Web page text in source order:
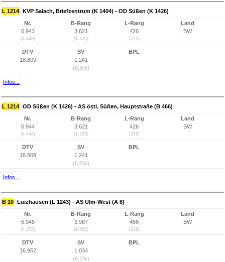
L 1214 KVP Salach, Briefzentrum (K 1404) - OD Süßen (K 1426)
Nr.
6.943
(4.443)
B-Rang
3.621
(1.335)
L-Rang
426
(279)
Land
BW
DTV
18.809
SV
1.241
(6,6%)
BPL
Infos...
L 1214 OD Süßen (K 1426) - AS östl. Süßen, Hauptstraße (B 466)
Nr.
6.944
(4.444)
B-Rang
3.621
(1.335)
L-Rang
426
(279)
Land
BW
DTV
18.809
SV
1.241
(6,6%)
BPL
Infos...
B 10 Luizhausen (L 1243) - AS Ulm-West (A 8)
Nr.
6.945
(4.452)
B-Rang
3.987
(1.667)
L-Rang
486
(338)
Land
BW
DTV
16.952
SV
1.034
(6,1%)
BPL